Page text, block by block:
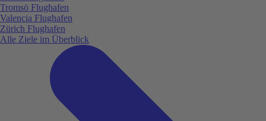
Tromsö Flughafen
Valencia Flughafen
Zürich Flughafen
Alle Ziele im Überblick